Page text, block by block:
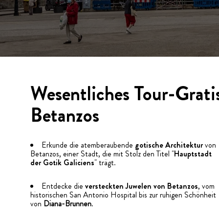
Wesentliches Tour-
Betanzos
Erkunde die atemberaubende gotische Architekturvon
Betanzos, einer Stadt, die mit Stolz den Titel "Hauptstadt
der Gotik Galiciens" trägt.
Entdecke die versteckten Juwelen von Betanzos, vom
historischen San Antonio Hospital bis zur ruhigen Schönheit
von Diana-Brunnen.